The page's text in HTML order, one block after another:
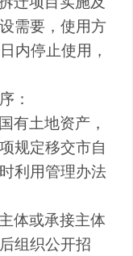
需要，使用方
日内停止使用，
：
有土地资产，
规定移交市自
利用管理办法
体或承接主体
组织公开招